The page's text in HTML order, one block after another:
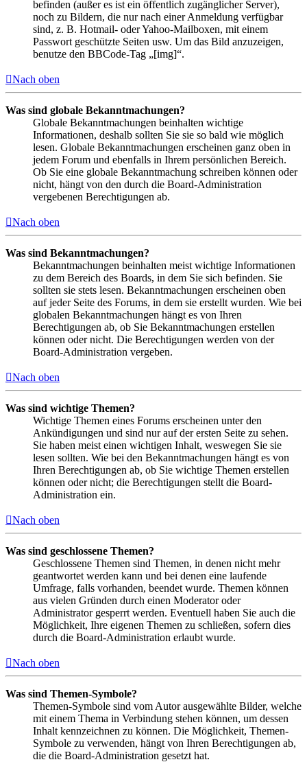
befinden (außer es ist ein öffentlich zugänglicher Server),
noch zu Bildern, die nur nach einer Anmeldung verfügbar
sind, z. B. Hotmail- oder Yahoo-Mailboxen, mit einem
Passwort geschützte Seiten usw. Um das Bild anzuzeigen,
benutze den BBCode-Tag „[img]“.
Nach oben
Was sind globale Bekanntmachungen?
Globale Bekanntmachungen beinhalten wichtige
Informationen, deshalb sollten Sie sie so bald wie möglich
lesen. Globale Bekanntmachungen erscheinen ganz oben in
jedem Forum und ebenfalls in Ihrem persönlichen Bereich.
Ob Sie eine globale Bekanntmachung schreiben können oder
nicht, hängt von den durch die Board-Administration
vergebenen Berechtigungen ab.
Nach oben
Was sind Bekanntmachungen?
Bekanntmachungen beinhalten meist wichtige Informationen
zu dem Bereich des Boards, in dem Sie sich befinden. Sie
sollten sie stets lesen. Bekanntmachungen erscheinen oben
auf jeder Seite des Forums, in dem sie erstellt wurden. Wie bei
globalen Bekanntmachungen hängt es von Ihren
Berechtigungen ab, ob Sie Bekanntmachungen erstellen
können oder nicht. Die Berechtigungen werden von der
Board-Administration vergeben.
Nach oben
Was sind wichtige Themen?
Wichtige Themen eines Forums erscheinen unter den
Ankündigungen und sind nur auf der ersten Seite zu sehen.
Sie haben meist einen wichtigen Inhalt, weswegen Sie sie
lesen sollten. Wie bei den Bekanntmachungen hängt es von
Ihren Berechtigungen ab, ob Sie wichtige Themen erstellen
können oder nicht; die Berechtigungen stellt die Board-
Administration ein.
Nach oben
Was sind geschlossene Themen?
Geschlossene Themen sind Themen, in denen nicht mehr
geantwortet werden kann und bei denen eine laufende
Umfrage, falls vorhanden, beendet wurde. Themen können
aus vielen Gründen durch einen Moderator oder
Administrator gesperrt werden. Eventuell haben Sie auch die
Möglichkeit, Ihre eigenen Themen zu schließen, sofern dies
durch die Board-Administration erlaubt wurde.
Nach oben
Was sind Themen-Symbole?
Themen-Symbole sind vom Autor ausgewählte Bilder, welche
mit einem Thema in Verbindung stehen können, um dessen
Inhalt kennzeichnen zu können. Die Möglichkeit, Themen-
Symbole zu verwenden, hängt von Ihren Berechtigungen ab,
die die Board-Administration gesetzt hat.